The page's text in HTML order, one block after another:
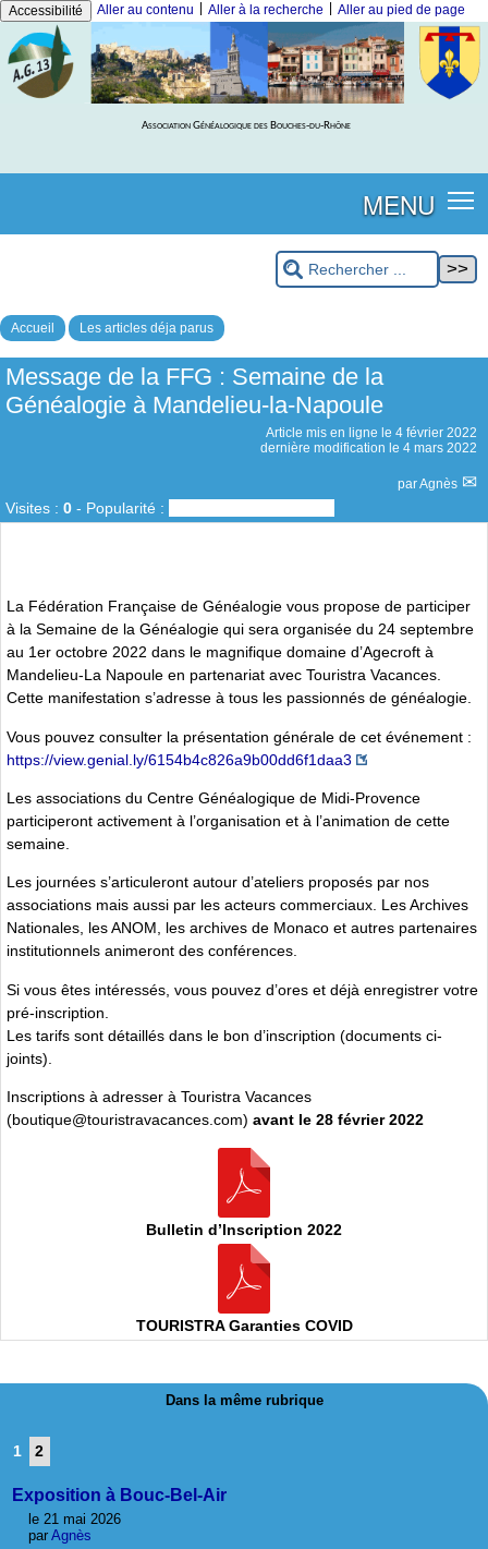
Accessibilité Aller au contenu Aller à la recherche Aller au pied de page
Association Généalogique des Bouches-du-Rhône
MENU
Accueil Les articles déja parus
Message de la FFG : Semaine de la
Généalogie à Mandelieu-la-Napoule
Article mis en ligne le 4 février 2022
dernière modification le 4 mars 2022
parAgnès
Visites : 0 - Popularité :
La Fédération Française de Généalogie vous propose de participer
à la Semaine de la Généalogie qui sera organisée du 24 septembre
au 1er octobre 2022 dans le magnifique domaine d’Agecroft à
Mandelieu-La Napoule en partenariat avec Touristra Vacances.
Cette manifestation s’adresse à tous les passionnés de généalogie.
Vous pouvez consulter la présentation générale de cet événement :
https://view.genial.ly/6154b4c826a9b00dd6f1daa3
Les associations du Centre Généalogique de Midi-Provence
participeront activement à l’organisation et à l’animation de cette
semaine.
Les journées s’articuleront autour d’ateliers proposés par nos
associations mais aussi par les acteurs commerciaux. Les Archives
Nationales, les ANOM, les archives de Monaco et autres partenaires
institutionnels animeront des conférences.
Si vous êtes intéressés, vous pouvez d’ores et déjà enregistrer votre
pré-inscription.
Les tarifs sont détaillés dans le bon d’inscription (documents ci-
joints).
Inscriptions à adresser à Touristra Vacances
(boutique@touristravacances.com) avant le 28 février 2022
Bulletin d’Inscription 2022
TOURISTRA Garanties COVID
Dans la même rubrique
1 2
Exposition à Bouc-Bel-Air
le 21 mai 2026
par Agnès